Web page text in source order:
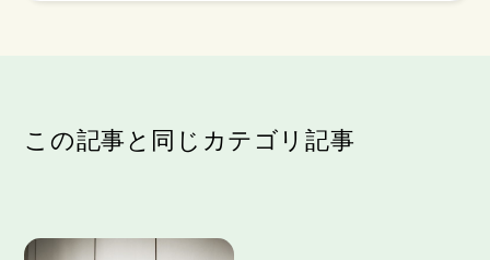
この記事と同じカテゴリ記事